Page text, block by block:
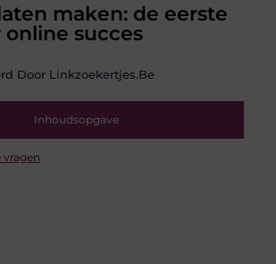
maken: de eerste
online succes
Door Linkzoekertjes.be
Inhoudsopgave
vragen